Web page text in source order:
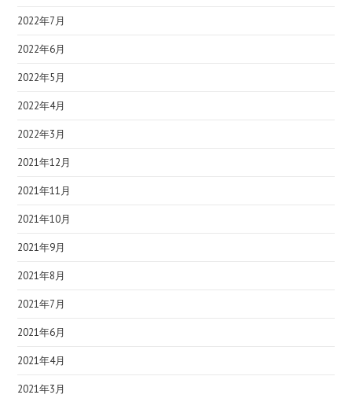
2022年7月
2022年6月
2022年5月
2022年4月
2022年3月
2021年12月
2021年11月
2021年10月
2021年9月
2021年8月
2021年7月
2021年6月
2021年4月
2021年3月